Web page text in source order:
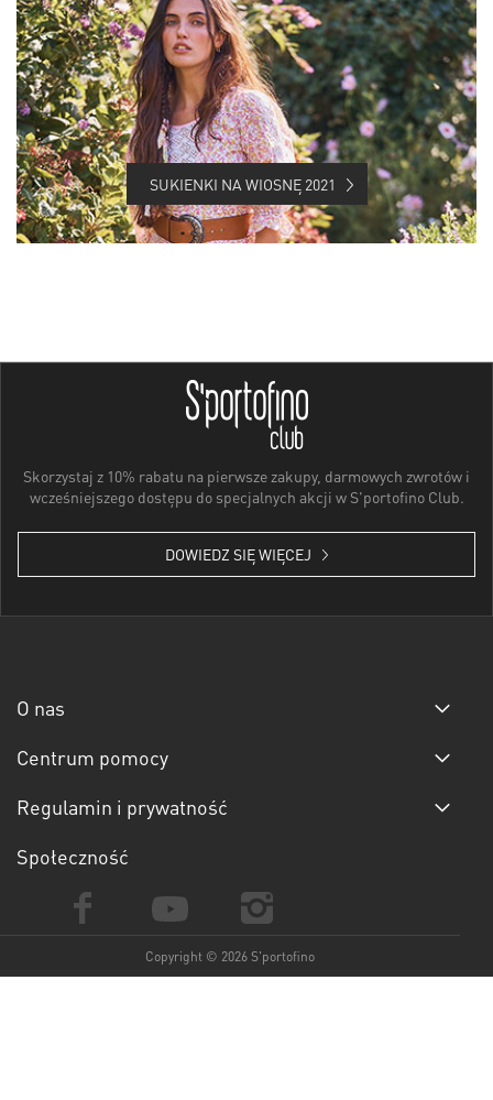
SUKIENKI NA WIOSNĘ 2021
Skorzystaj z 10% rabatu na pierwsze zakupy, darmowych zwrotów i
wcześniejszego dostępu do specjalnych akcji w S'portofino Club.
DOWIEDZ SIĘ WIĘCEJ
O nas
Centrum pomocy
Regulamin i prywatność
Społeczność
Copyright © 2026 S'portofino